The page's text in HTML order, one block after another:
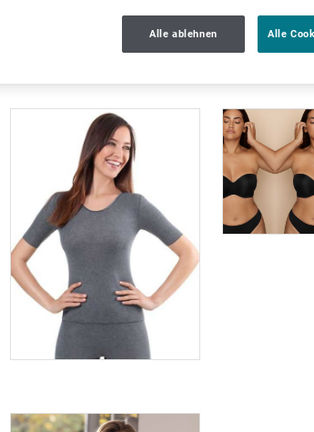
Alle ablehnen Alle